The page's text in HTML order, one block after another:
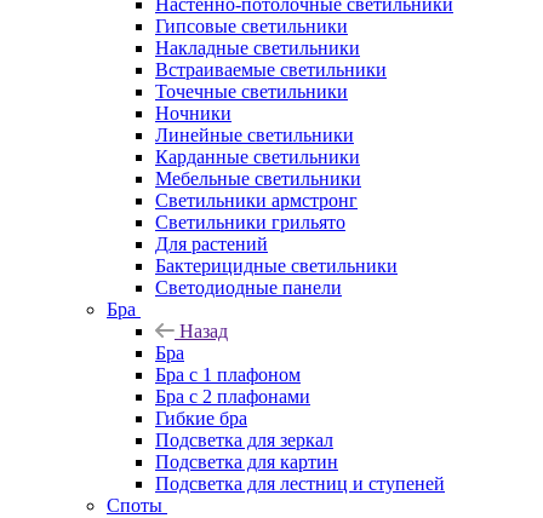
Настенно-потолочные светильники
Гипсовые светильники
Накладные светильники
Встраиваемые светильники
Точечные светильники
Ночники
Линейные светильники
Карданные светильники
Мебельные светильники
Светильники армстронг
Светильники грильято
Для растений
Бактерицидные светильники
Светодиодные панели
Бра
Назад
Бра
Бра с 1 плафоном
Бра с 2 плафонами
Гибкие бра
Подсветка для зеркал
Подсветка для картин
Подсветка для лестниц и ступеней
Споты